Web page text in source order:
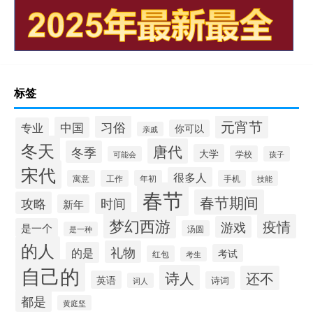
标签
专业 中国 习俗 亲戚 你可以 元宵节
冬天 冬季 可能会 唐代 大学 学校 孩子
宋代 寓意 工作 年初 很多人 手机 技能
攻略 新年 时间 春节 春节期间
是一个 是一种 梦幻西游 汤圆 游戏 疫情
的人 的是 礼物 红包 考生 考试
自己的 英语 词人 诗人 诗词 还不
都是 黄庭坚